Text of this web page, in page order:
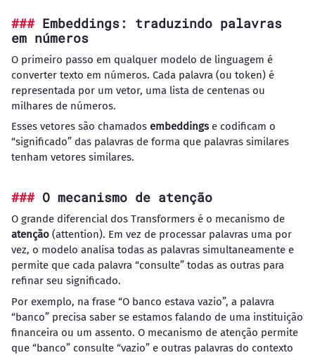
Embeddings: traduzindo palavras
em números
O primeiro passo em qualquer modelo de linguagem é
converter texto em números. Cada palavra (ou token) é
representada por um vetor, uma lista de centenas ou
milhares de números.
Esses vetores são chamados embeddingse codificam o
“significado” das palavras de forma que palavras similares
tenham vetores similares.
O mecanismo de atenção
O grande diferencial dos Transformers é o mecanismo de
atenção(attention). Em vez de processar palavras uma por
vez, o modelo analisa todas as palavras simultaneamente e
permite que cada palavra “consulte” todas as outras para
refinar seu significado.
Por exemplo, na frase “O banco estava vazio”, a palavra
“banco” precisa saber se estamos falando de uma instituição
financeira ou um assento. O mecanismo de atenção permite
que “banco” consulte “vazio” e outras palavras do contexto